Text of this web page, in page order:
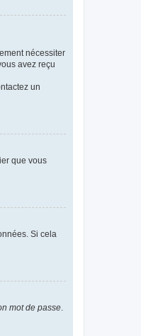
nécessiter
avez reçu
un
que vous
Si cela
mot de passe